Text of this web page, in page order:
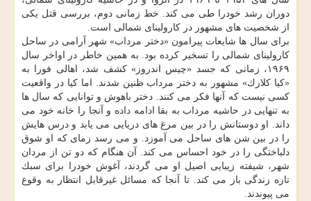
دوران رشد خودرا طی می كند. خط زمانی دوم، بررسی قتل یكی
از شخصیت های مشهور در كارولینای شمالی است.
برای سال ها شایعات پیرامون «دختر مرداب» شهر آرامی در ساحل
كارولینای شمالی را تسخیر كرده بود. به همین خاطر در اواخر سال
۱۹۶۹، زمانی كه جسد «چیس اندروز» كشف شد، اهالی فورا به
«كیا كلارك» مشهور به دختر مرداب ظنین شدند. اما كیا در واقعیت
كسی نیست كه آنها فكر می كنند. دختر باهوش و توانایی كه سال ها
به تنهایی در حاشیه مرداب به بقا ادامه داده و آنجا را خانه خود می
داند. او دوستانش را در بین مرغ های دریایی می یابد و درس هایش
را در بین شن های ساحل می آموزد. و می رسد زمای كه او شوق
دلباختگی را در خود احساس می كند. آن هنگام كه دو تن از مردان
شهر، شیفته زیبایی اصیل او می گردند، آغوش خودرا برای سبك
تازه زندگی باز می كند. تا آنجا كه مسائل غیرقابل انتظار به وقوع
می پیوندند.